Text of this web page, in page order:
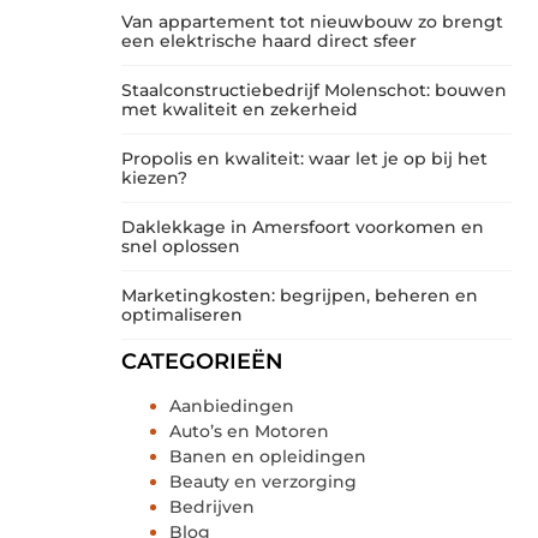
Van appartement tot nieuwbouw zo brengt
een elektrische haard direct sfeer
Staalconstructiebedrijf Molenschot: bouwen
met kwaliteit en zekerheid
Propolis en kwaliteit: waar let je op bij het
kiezen?
Daklekkage in Amersfoort voorkomen en
snel oplossen
Marketingkosten: begrijpen, beheren en
optimaliseren
CATEGORIEËN
Aanbiedingen
Auto’s en Motoren
Banen en opleidingen
Beauty en verzorging
Bedrijven
Blog